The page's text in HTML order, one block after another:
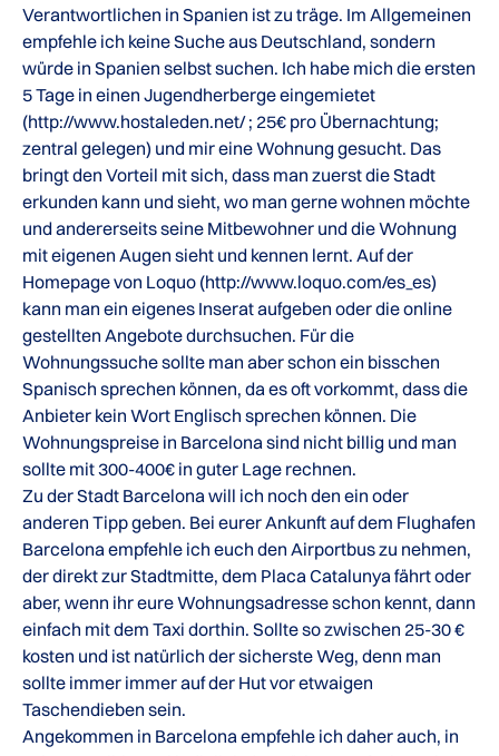
Verantwortlichen in Spanien ist zu träge. Im Allgemeinen
empfehle ich keine Suche aus Deutschland, sondern
würde in Spanien selbst suchen. Ich habe mich die ersten
5 Tage in einen Jugendherberge eingemietet
(http://www.hostaleden.net/ ; 25€ pro Übernachtung;
zentral gelegen) und mir eine Wohnung gesucht. Das
bringt den Vorteil mit sich, dass man zuerst die Stadt
erkunden kann und sieht, wo man gerne wohnen möchte
und andererseits seine Mitbewohner und die Wohnung
mit eigenen Augen sieht und kennen lernt. Auf der
Homepage von Loquo (http://www.loquo.com/es_es)
kann man ein eigenes Inserat aufgeben oder die online
gestellten Angebote durchsuchen. Für die
Wohnungssuche sollte man aber schon ein bisschen
Spanisch sprechen können, da es oft vorkommt, dass die
Anbieter kein Wort Englisch sprechen können. Die
Wohnungspreise in Barcelona sind nicht billig und man
sollte mit 300-400€ in guter Lage rechnen.
Zu der Stadt Barcelona will ich noch den ein oder
anderen Tipp geben. Bei eurer Ankunft auf dem Flughafen
Barcelona empfehle ich euch den Airportbus zu nehmen,
der direkt zur Stadtmitte, dem Placa Catalunya fährt oder
aber, wenn ihr eure Wohnungsadresse schon kennt, dann
einfach mit dem Taxi dorthin. Sollte so zwischen 25-30 €
kosten und ist natürlich der sicherste Weg, denn man
sollte immer immer auf der Hut vor etwaigen
Taschendieben sein.
Angekommen in Barcelona empfehle ich daher auch, in